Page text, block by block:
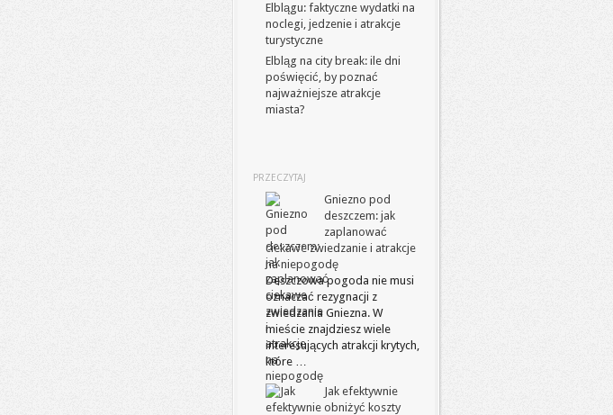
Elblągu: faktyczne wydatki na
noclegi, jedzenie i atrakcje
turystyczne
Elbląg na city break: ile dni
poświęcić, by poznać
najważniejsze atrakcje
miasta?
PRZECZYTAJ
Gniezno pod
deszczem: jak
zaplanować
ciekawe zwiedzanie i atrakcje
na niepogodę
Deszczowa pogoda nie musi
oznaczać rezygnacji z
zwiedzania Gniezna. W
mieście znajdziesz wiele
interesujących atrakcji krytych,
które …
Jak efektywnie
obniżyć koszty